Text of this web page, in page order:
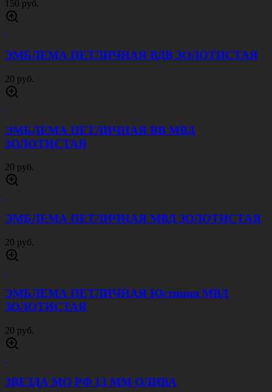
150 руб.
ЭМБЛЕМА ПЕТЛИЧНАЯ ВДВ ЗОЛОТИСТАЯ
20 руб.
ЭМБЛЕМА ПЕТЛИЧНАЯ ВВ МВД
ЗОЛОТИСТАЯ
20 руб.
ЭМБЛЕМА ПЕТЛИЧНАЯ МВД ЗОЛОТИСТАЯ
20 руб.
ЭМБЛЕМА ПЕТЛИЧНАЯ Юстиция МВД
ЗОЛОТИСТАЯ
20 руб.
ЗВЕЗДА МО РФ 13 ММ ОЛИВА